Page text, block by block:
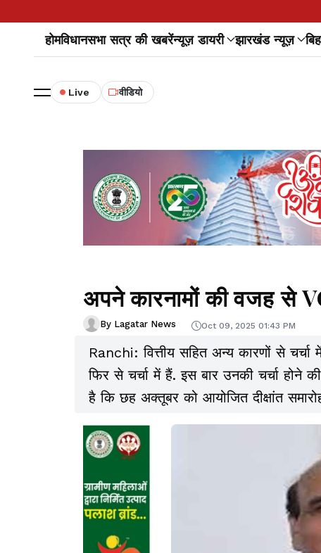
होमविधानसभा सत्र की खबरेंन्यूज़ डायरी झारखंड न्यूज़
Live वीडियो
अपने कारनामों की वजह से
By Lagatar News Oct 09, 2025 01:43 PM
Ranchi: वित्तीय सहित अन्य कारणों से चर्चा
फिर से चर्चा में हैं. इस बार उनकी चर्चा होने
है कि छह अक्तूबर को आयोजित दीक्षांत